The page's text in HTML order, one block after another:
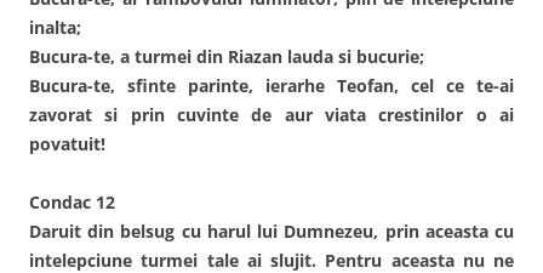
inalta;
Bucura-te, a turmei din Riazan lauda si bucurie;
Bucura-te, sfinte parinte, ierarhe Teofan, cel ce te-ai
zavorat si prin cuvinte de aur viata crestinilor o ai
povatuit!
Condac 12
Daruit din belsug cu harul lui Dumnezeu, prin aceasta cu
intelepciune turmei tale ai slujit. Pentru aceasta nu ne